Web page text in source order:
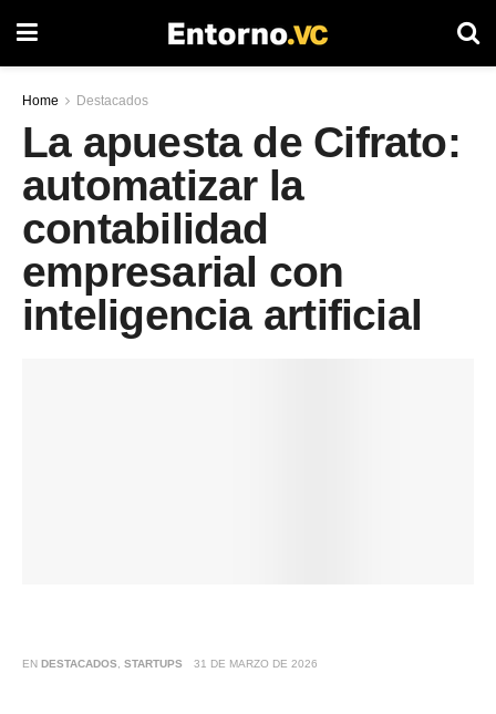
Home Destacados
La apuesta de Cifrato:
automatizar la
contabilidad
empresarial con
inteligencia artificial
EN DESTACADOS STARTUPS 31 DE MARZO DE 2026